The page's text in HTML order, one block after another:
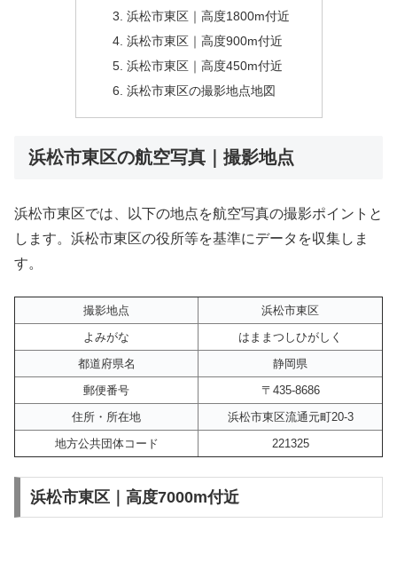
浜松市東区｜高度1800m付近
浜松市東区｜高度900m付近
浜松市東区｜高度450m付近
浜松市東区の撮影地点地図
浜松市東区の航空写真｜撮影地点
浜松市東区では、以下の地点を航空写真の撮影ポイントと
します。浜松市東区の役所等を基準にデータを収集しま
す。
撮影地点
浜松市東区
よみがな
はままつしひがしく
都道府県名
静岡県
郵便番号
〒435-8686
住所・所在地
浜松市東区流通元町20-3
地方公共団体コード
221325
浜松市東区｜高度7000m付近